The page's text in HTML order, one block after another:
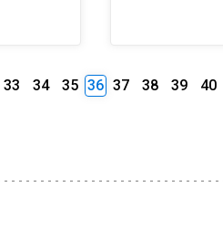
33 34 35 36 37 38 39 40